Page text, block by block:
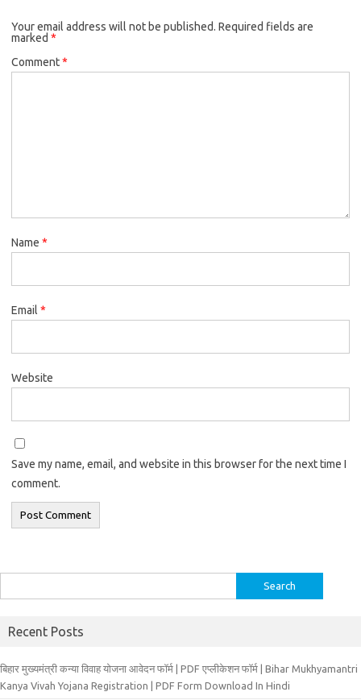
Your email address will not be published. Required fields are
marked *
Comment*
Name *
Email *
Website
Save my name, email, and website in this browser for the next time I
comment.
for:
Recent Posts
बिहार मुख्‍यमंत्री कन्‍या विवा‍ह योजना आवेदन फॉर्म | PDF एप्लीकेशन फॉर्म | Bihar Mukhyamantri
Kanya Vivah Yojana Registration | PDF Form Download In Hindi